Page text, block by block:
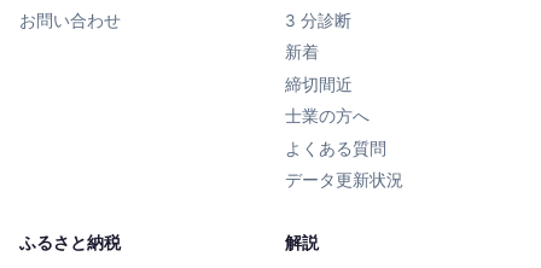
お問い合わせ
3 分診断
新着
締切間近
士業の方へ
よくある質問
データ更新状況
ふるさと納税 解説